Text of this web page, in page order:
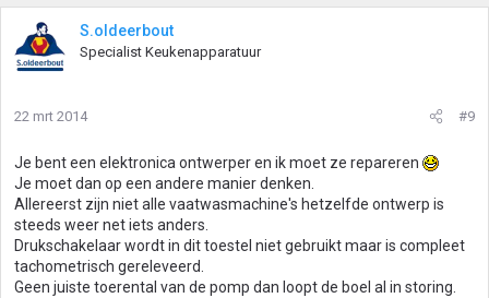
S.oldeerbout
Specialist Keukenapparatuur
22 mrt 2014 #9
Je bent een elektronica ontwerper en ik moet ze repareren
Je moet dan op een andere manier denken.
Allereerst zijn niet alle vaatwasmachine's hetzelfde ontwerp is
steeds weer net iets anders.
Drukschakelaar wordt in dit toestel niet gebruikt maar is compleet
tachometrisch gereleveerd.
Geen juiste toerental van de pomp dan loopt de boel al in storing.